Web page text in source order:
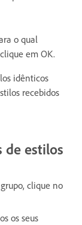
o qual
em OK.
idênticos
recebidos
de estilos
clique no
os seus